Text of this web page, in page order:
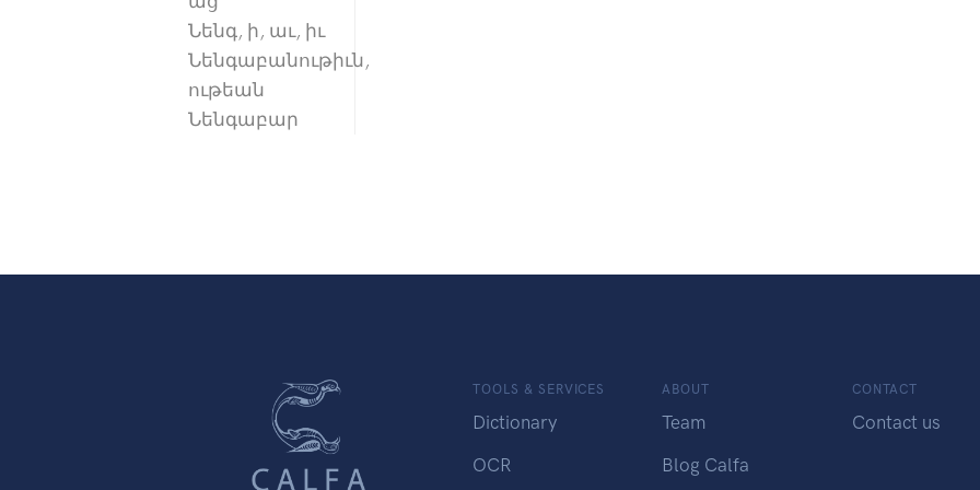
Նենգ, ի, աւ, իւ
Նենգաբանութիւն,
ութեան
Նենգաբար
TOOLS & SERVICES
Dictionary
OCR
ABOUT
Team
Blog Calfa
CONTACT
Contact us